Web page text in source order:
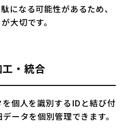
になる可能性があるため、
大切です。
・統合
個人を識別するIDと結び付
ータを個別管理できます。